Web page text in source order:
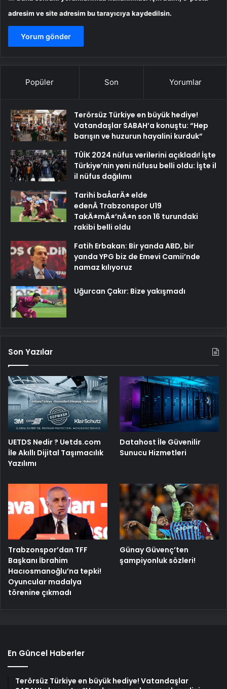
adresim ve site adresim bu tarayıcıya kaydedilsin.
Popüler Son Yorumlar
Terörsüz Türkiye en büyük hediye!
Vatandaşlar SABAH’a konuştu: “Hep
barışın ve huzurun hayalini kurduk”
TÜİK 2024 nüfus verilerini açıkladı! İşte
Türkiye’nin yeni nüfusu belli oldu: İşte il
il nüfus dağılımı
Tarihi baÅarÄ± elde
edenÂ Trabzonspor U19
TakÄ±mÄ±’nÄ±n son 16 turundaki
rakibi belli oldu
Fatih Erbakan: Bir yanda ABD, bir
yanda YPG biz de Emevi Camii’nde
namaz kılıyoruz
Uğurcan Çakır: Bize yakışmadı
Son Yazılar
UETDS Nedir ? Uetds.com
İle Akıllı Dijital Taşımacılık
Yazılımı
Datahost İle Güvenilir
Sunucu Hizmetleri
Trabzonspor’dan TFF
Başkanı İbrahim
Hacıosmanoğlu’na tepki!
Oyuncular madalya
törenine çıkmadı
Günay Güvenç’ten
şampiyonluk sözleri!
En Güncel Haberler
Terörsüz Türkiye en büyük hediye! Vatandaşlar